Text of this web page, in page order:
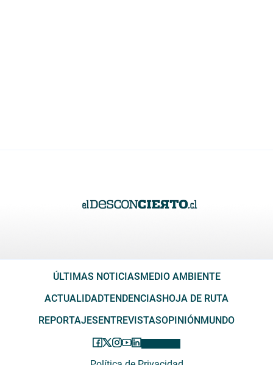
ÚLTIMAS NOTICIASMEDIO AMBIENTE
ACTUALIDADTENDENCIASHOJA DE RUTA
REPORTAJESENTREVISTASOPINIÓNMUNDO